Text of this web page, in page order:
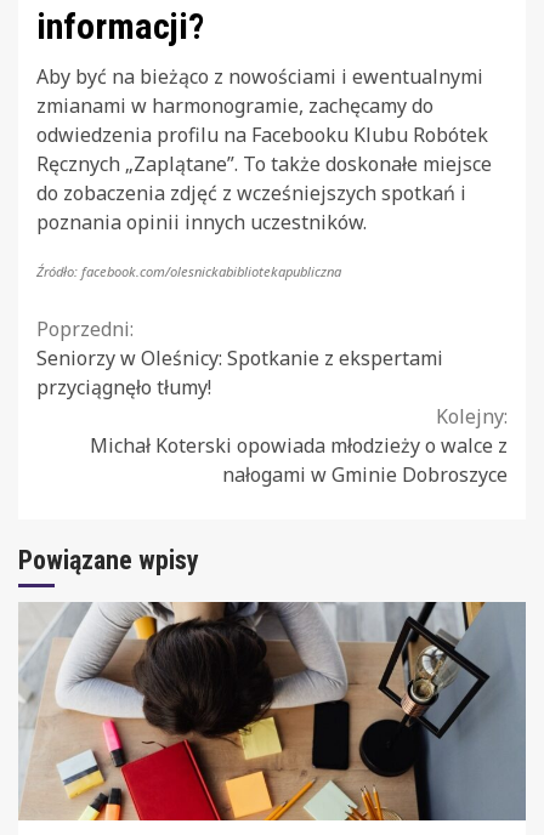
informacji?
Aby być na bieżąco z nowościami i ewentualnymi
zmianami w harmonogramie, zachęcamy do
odwiedzenia profilu na Facebooku Klubu Robótek
Ręcznych „Zaplątane”. To także doskonałe miejsce
do zobaczenia zdjęć z wcześniejszych spotkań i
poznania opinii innych uczestników.
Źródło: facebook.com/olesnickabibliotekapubliczna
Continue
Reading
Poprzedni:
Seniorzy w Oleśnicy: Spotkanie z ekspertami
przyciągnęło tłumy!
Kolejny:
Michał Koterski opowiada młodzieży o walce z
nałogami w Gminie Dobroszyce
Powiązane wpisy